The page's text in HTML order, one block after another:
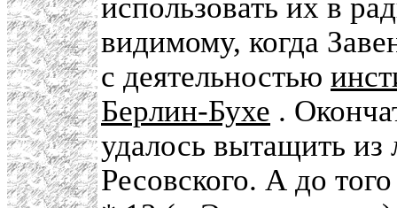
использовать их в
видимому, когда
с деятельностью
Берлин-Бухе .
удалось вытащить
Ресовского. А до